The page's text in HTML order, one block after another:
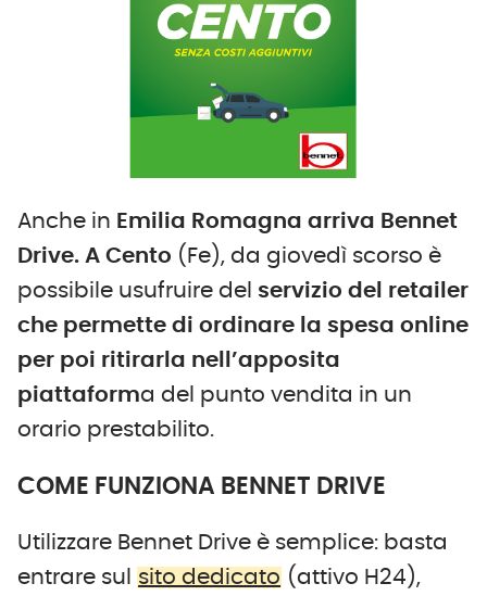
Anche in Emilia Romagna arriva Bennet
Drive. A Cento (Fe), da giovedì scorso è
possibile usufruire del servizio del retailer
che permette di ordinare la spesa online
per poi ritirarla nell’apposita
piattaforma del punto vendita in un
orario prestabilito.
COME FUNZIONA BENNET DRIVE
Utilizzare Bennet Drive è semplice: basta
entrare sul sito dedicato (attivo H24),